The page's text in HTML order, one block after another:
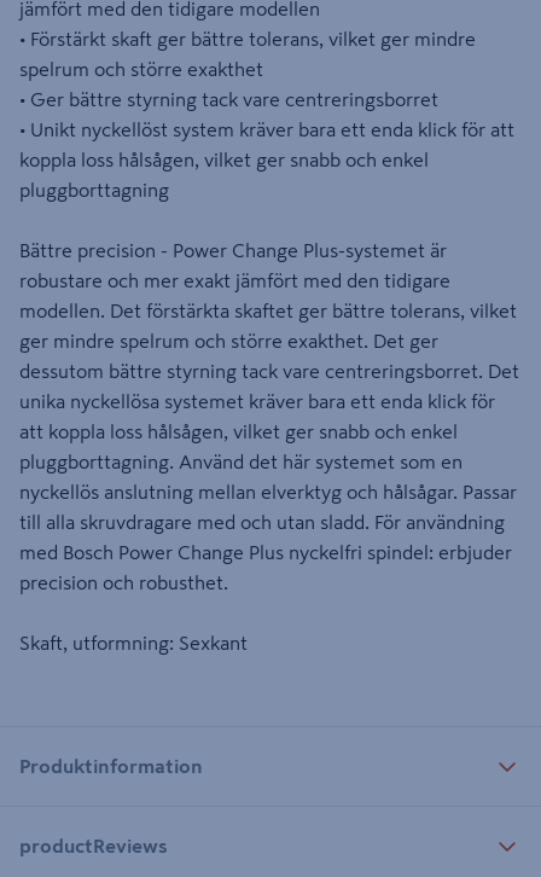
jämfört med den tidigare modellen
• Förstärkt skaft ger bättre tolerans, vilket ger mindre
spelrum och större exakthet
• Ger bättre styrning tack vare centreringsborret
• Unikt nyckellöst system kräver bara ett enda klick för att
koppla loss hålsågen, vilket ger snabb och enkel
pluggborttagning
Bättre precision - Power Change Plus-systemet är
robustare och mer exakt jämfört med den tidigare
modellen. Det förstärkta skaftet ger bättre tolerans, vilket
ger mindre spelrum och större exakthet. Det ger
dessutom bättre styrning tack vare centreringsborret. Det
unika nyckellösa systemet kräver bara ett enda klick för
att koppla loss hålsågen, vilket ger snabb och enkel
pluggborttagning. Använd det här systemet som en
nyckellös anslutning mellan elverktyg och hålsågar. Passar
till alla skruvdragare med och utan sladd. För användning
med Bosch Power Change Plus nyckelfri spindel: erbjuder
precision och robusthet.
Skaft, utformning: Sexkant
Produktinformation
productReviews